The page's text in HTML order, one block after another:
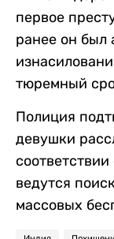
первое
ранее он был
тюремный
Полиция
девушки
ведутся
массовых